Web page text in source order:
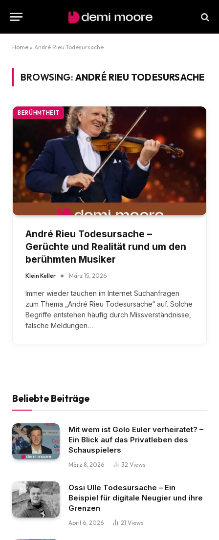
Home » André Rieu Todesursache
BROWSING: ANDRÉ RIEU TODESURSACHE
BERÜHMTHEIT
André Rieu Todesursache –
Gerüchte und Realität rund um den
berühmten Musiker
Klein Keller März 15, 2026
Immer wieder tauchen im Internet Suchanfragen
zum Thema „André Rieu Todesursache“ auf. Solche
Begriffe entstehen häufig durch Missverständnisse,
falsche Meldungen…
Beliebte Beiträge
Mit wem ist Golo Euler verheiratet? –
Ein Blick auf das Privatleben des
Schauspielers
März 8, 2026 32 Views
Ossi Ulle Todesursache – Ein
Beispiel für digitale Neugier und ihre
Grenzen
April 6, 2026 21 Views